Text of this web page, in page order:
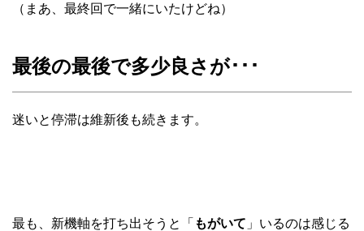
（まあ、最終回で一緒にいたけどね）
最後の最後で多少良さが･･･
迷いと停滞は維新後も続きます。
最も、新機軸を打ち出そうと「 もがいて 」いるのは感じる